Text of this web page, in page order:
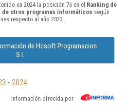
en 2024 la posición 76 en el Ranking de
otros programas informáticos según
respecto al año 2023.
de Hcsoft Programacion
S.l.
- 2024
Información ofrecida por